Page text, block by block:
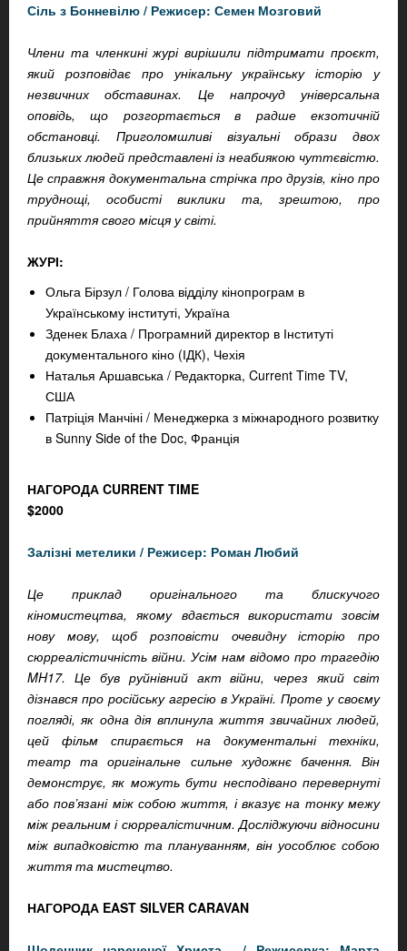
Сіль з Бонневілю / Режисер: Семен Мозговий
Члени та членкині журі вирішили підтримати проєкт,
який розповідає про унікальну українську історію у
незвичних обставинах. Це напрочуд універсальна
оповідь, що розгортається в радше екзотичній
обстановці. Приголомшливі візуальні образи двох
близьких людей представлені із неабиякою чуттєвістю.
Це справжня документальна стрічка про друзів, кіно про
труднощі, особисті виклики та, зрештою, про
прийняття свого місця у світі.
ЖУРІ:
Ольга Бірзул / Голова відділу кінопрограм в
Українському інституті, Україна
Зденек Блаха / Програмний директор в Інституті
документального кіно (ІДК), Чехія
Наталья Аршавська / Редакторка, Current Time TV,
США
Патріція Манчіні / Менеджерка з міжнародного розвитку
в Sunny Side of the Doc, Франція
НАГОРОДА CURRENT TIME
$2000
Залізні метелики / Режисер: Роман Любий
Це приклад оригінального та блискучого
кіномистецтва, якому вдається використати зовсім
нову мову, щоб розповісти очевидну історію про
сюрреалістичність війни. Усім нам відомо про трагедію
MH17. Це був руйнівний акт війни, через який світ
дізнався про російську агресію в Україні. Проте у своєму
погляді, як одна дія вплинула життя звичайних людей,
цей фільм спирається на документальні техніки,
театр та оригінальне сильне художнє бачення. Він
демонструє, як можуть бути несподівано перевернуті
або пов’язані між собою життя, і вказує на тонку межу
між реальним і сюрреалістичним. Досліджуючи відносини
між випадковістю та плануванням, він уособлює собою
життя та мистецтво.
НАГОРОДА EAST SILVER CARAVAN